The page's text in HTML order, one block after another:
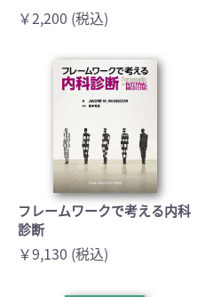
￥2,200 (税込)
フレームワークで考える内科
診断
￥9,130 (税込)